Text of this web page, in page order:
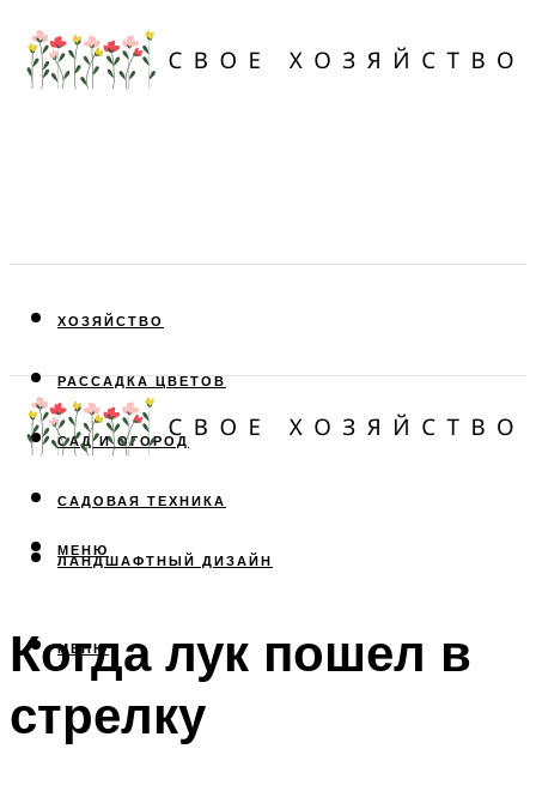
ХОЗЯЙСТВО
РАССАДКА ЦВЕТОВ
САД И ОГОРОД
САДОВАЯ ТЕХНИКА
ЛАНДШАФТНЫЙ ДИЗАЙН
МЕНЮ
МЕНЮ
Когда лук пошел в
стрелку